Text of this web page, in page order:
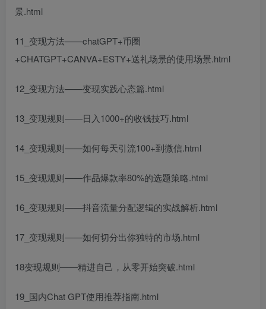
景.html
11_变现方法——chatGPT+币圈
+CHATGPT+CANVA+ESTY+送礼场景的使用场景.html
12_变现方法——变现实践心态篇.html
13_变现规则——日入1000+的收钱技巧.html
14_变现规则——如何每天引流100+到微信.html
15_变现规则——作品爆款率80%的选题策略.html
16_变现规则——抖音流量分配逻辑的实战解析.html
17_变现规则——如何切分出你独特的市场.html
18变现规则——精进自己，从零开始突破.html
19_国内Chat GPT使用推荐指南.html